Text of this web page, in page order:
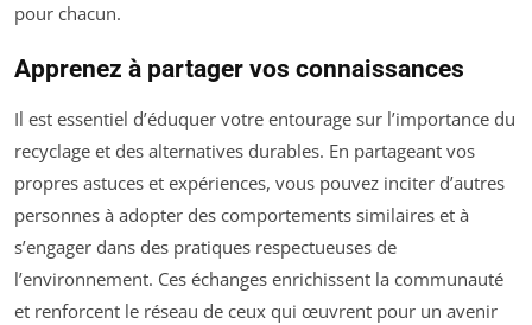
pour chacun.
Apprenez à partager vos connaissances
Il est essentiel d’éduquer votre entourage sur l’importance du
recyclage et des alternatives durables. En partageant vos
propres astuces et expériences, vous pouvez inciter d’autres
personnes à adopter des comportements similaires et à
s’engager dans des pratiques respectueuses de
l’environnement. Ces échanges enrichissent la communauté
et renforcent le réseau de ceux qui œuvrent pour un avenir